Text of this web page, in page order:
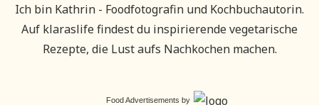
Ich bin Kathrin - Foodfotografin und Kochbuchautorin.
Auf klaraslife findest du inspirierende vegetarische
Rezepte, die Lust aufs Nachkochen machen.
Food Advertisements by